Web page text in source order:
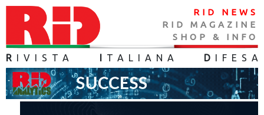
RID NEWS
RID MAGAZINE
SHOP & INFO
R IVISTA TALIANA D IFES A